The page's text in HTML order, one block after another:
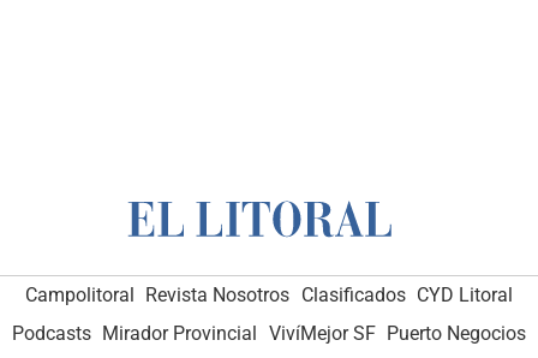
Campolitoral Revista Nosotros Clasificados CYD Litoral
Podcasts Mirador Provincial VivíMejor SF Puerto Negocios